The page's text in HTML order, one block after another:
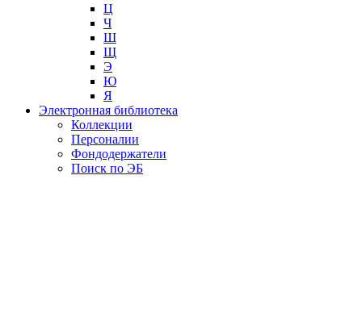
Ц
Ч
Ш
Щ
Э
Ю
Я
Электронная библиотека
Коллекции
Персоналии
Фондодержатели
Поиск по ЭБ